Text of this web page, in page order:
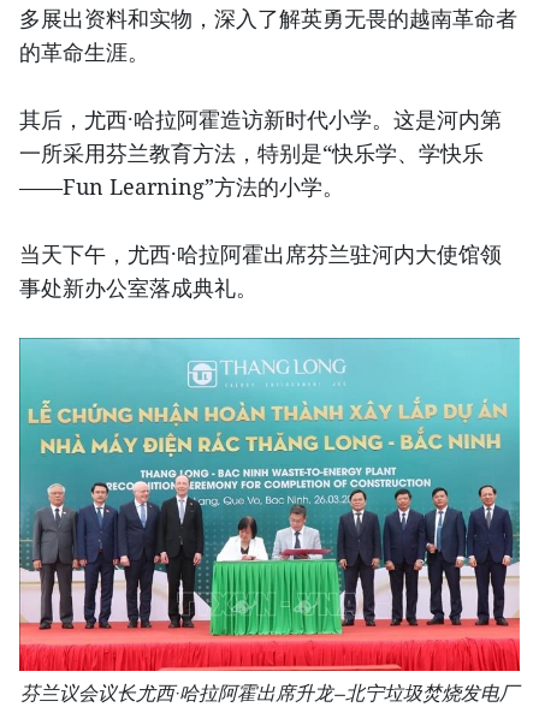
多展出资料和实物，深入了解英勇无畏的越南革命者
的革命生涯。
其后，尤西·哈拉阿霍造访新时代小学。这是河内第
一所采用芬兰教育方法，特别是“快乐学、学快乐
——Fun Learning”方法的小学。
当天下午，尤西·哈拉阿霍出席芬兰驻河内大使馆领
事处新办公室落成典礼。
芬兰议会议长尤西·哈拉阿霍出席升龙—北宁垃圾焚烧发电厂